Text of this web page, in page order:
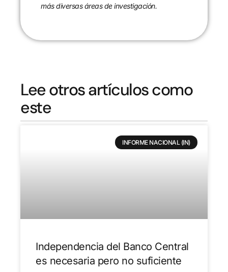
más diversas áreas de investigación.
Lee otros artículos como
este
INFORME NACIONAL (IN)
Independencia del Banco Central
es necesaria pero no suficiente